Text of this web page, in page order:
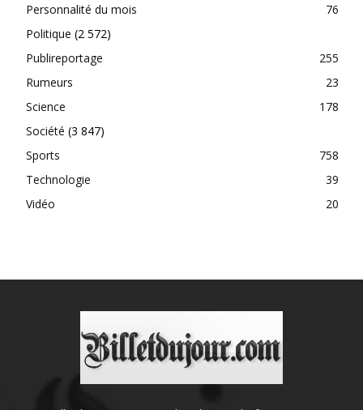
Personnalité du mois
76
Politique (2 572)
Publireportage
255
Rumeurs
23
Science
178
Société (3 847)
Sports
758
Technologie
39
Vidéo
20